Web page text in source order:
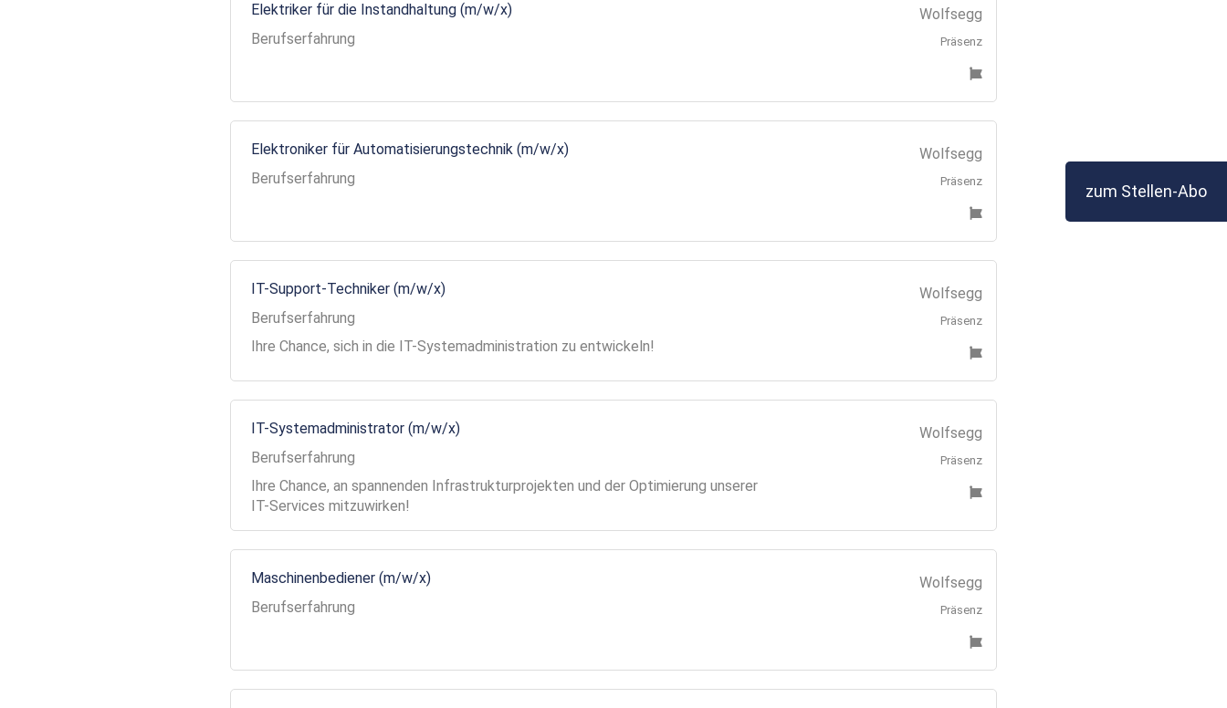
Elektriker für die Instandhaltung (m/w/x)
Berufserfahrung
Wolfsegg
Präsenz
Elektroniker für Automatisierungstechnik (m/w/x)
Berufserfahrung
Wolfsegg
Präsenz
IT-Support-Techniker (m/w/x)
Berufserfahrung
Ihre Chance, sich in die IT-Systemadministration zu entwickeln!
Wolfsegg
Präsenz
IT-Systemadministrator (m/w/x)
Berufserfahrung
Ihre Chance, an spannenden Infrastrukturprojekten und der Optimierung unserer
IT-Services mitzuwirken!
Wolfsegg
Präsenz
Maschinenbediener (m/w/x)
Berufserfahrung
Wolfsegg
Präsenz
zum Stellen-Abo